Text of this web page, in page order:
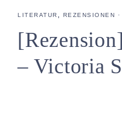
LITERATUR REZENSIONEN ·
– Victoria